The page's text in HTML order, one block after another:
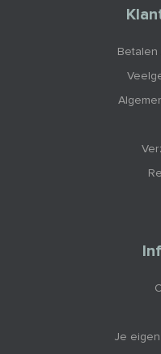
Betalen
Je